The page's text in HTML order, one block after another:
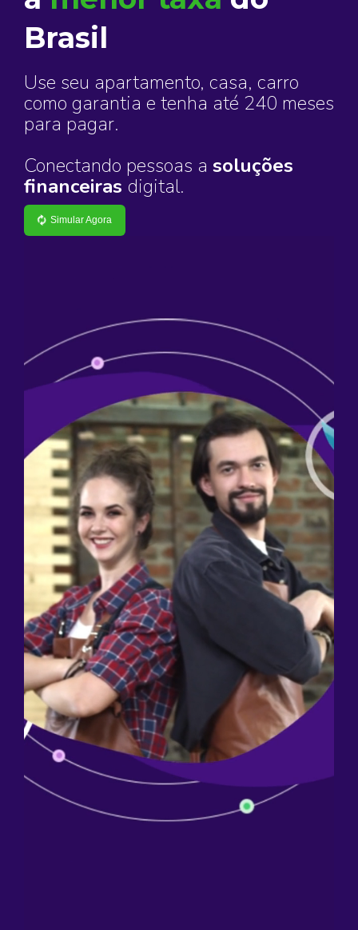
Brasil
Use seu apartamento, casa, carro
como garantia e tenha até 240 meses
para pagar.
Conectando pessoas a soluções
financeiras digital.
Simular Agora